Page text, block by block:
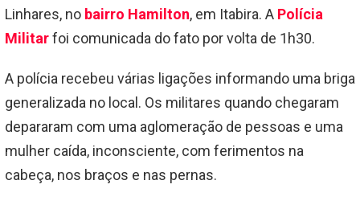
Linhares, no bairro Hamilton, em Itabira. A Polícia
Militarfoi comunicada do fato por volta de 1h30.
A polícia recebeu várias ligações informando uma briga
generalizada no local. Os militares quando chegaram
depararam com uma aglomeração de pessoas e uma
mulher caída, inconsciente, com ferimentos na
cabeça, nos braços e nas pernas.